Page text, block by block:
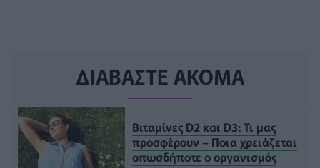
ΔΙΑΒΑΣΤΕ ΑΚΟΜΑ
Βιταμίνες D2 και D3: Τι μας
προσφέρουν – Ποια χρειάζεται
οπωσδήποτε ο οργανισμός